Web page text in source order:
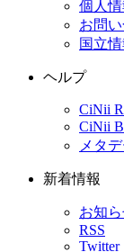
個人
お問
国立
ヘルプ
CiNii
CiNii
メタ
新着情報
お知
RSS
Twitter